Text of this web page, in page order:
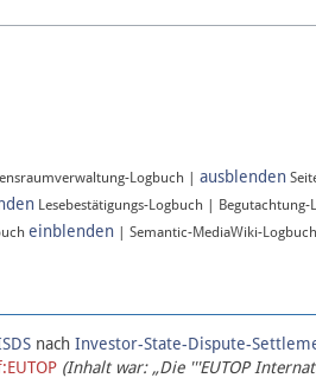
Logbuch | ausblenden
Lesebestätigungs-Logbuch | Begutachtung-
einblenden | Semantic-MediaWiki-Logbuch
nach Investor-State-Dispute-
(Inhalt war: „Die '''EUTOP